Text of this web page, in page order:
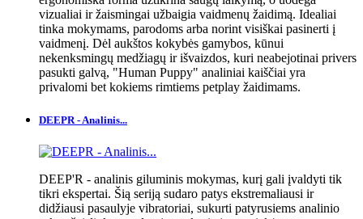
vizualiai ir žaismingai užbaigia vaidmenų žaidimą. Idealiai
tinka mokymams, parodoms arba norint visiškai pasinerti į
vaidmenį. Dėl aukštos kokybės gamybos, kūnui
nekenksmingų medžiagų ir išvaizdos, kuri neabejotinai privers
pasukti galvą, "Human Puppy" analiniai kaiščiai yra
privalomi bet kokiems rimtiems petplay žaidimams.
DEEPR - Analinis...
DEEP'R - analinis giluminis mokymas, kurį gali įvaldyti tik
tikri ekspertai. Šią seriją sudaro patys ekstremaliausi ir
didžiausi pasaulyje vibratoriai, sukurti patyrusiems analinio